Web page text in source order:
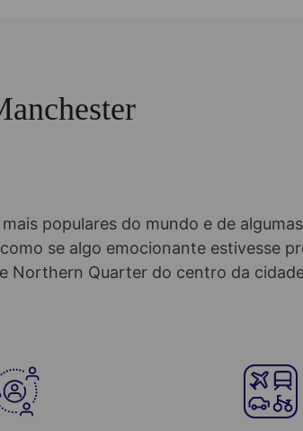
populares do mundo e de
se algo emocionante estivesse
Northern Quarter do centro da